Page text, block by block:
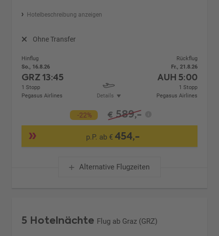
Hotelbeschreibung anzeigen
Ohne Transfer
Hinflug
So., 16.8.26
GRZ13:45
1 Stopp
Pegasus Airlines
Details
Rückflug
Fr., 21.8.26
AUH 5:00
1 Stopp
Pegasus Airlines
-22% € 589,-
p.P. ab €454,-
Alternative Flugzeiten
5 Hotelnächte Flug ab Graz (GRZ)